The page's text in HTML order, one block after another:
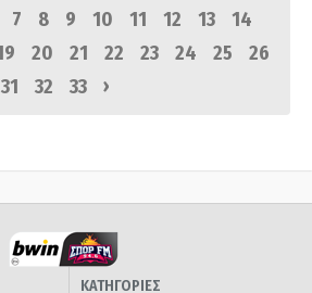
7 8 9 10 11 12 13
14
20 21 22 23 24 25
26
31 32 33 ›
ΚΑΤΗΓΟΡΙΕΣ